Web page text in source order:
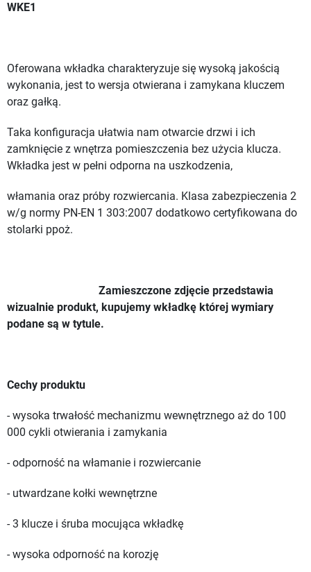
WKE1
Oferowana wkładka charakteryzuje się wysoką jakością
wykonania, jest to wersja otwierana i zamykana kluczem
oraz gałką.
Taka konfiguracja ułatwia nam otwarcie drzwi i ich
zamknięcie z wnętrza pomieszczenia bez użycia klucza.
Wkładka jest w pełni odporna na uszkodzenia,
włamania oraz próby rozwiercania. Klasa zabezpieczenia 2
w/g normy PN-EN 1 303:2007 dodatkowo certyfikowana do
stolarki ppoż.
Zamieszczone zdjęcie przedstawia
wizualnie produkt, kupujemy wkładkę której wymiary
podane są w tytule.
Cechy produktu
- wysoka trwałość mechanizmu wewnętrznego aż do 100
000 cykli otwierania i zamykania
- odporność na włamanie i rozwiercanie
- utwardzane kołki wewnętrzne
- 3 klucze i śruba mocująca wkładkę
- wysoka odporność na korozję